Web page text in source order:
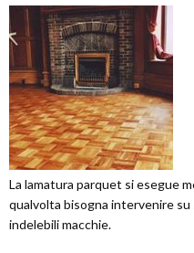
La lamatura parquet si esegue
qualvolta bisogna intervenire
indelebili macchie.